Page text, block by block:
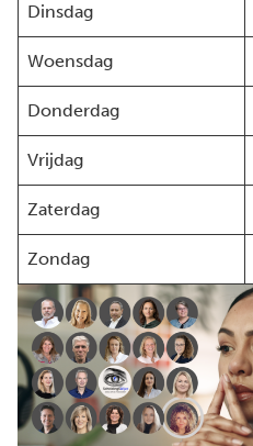
Dinsdag
Woensdag
Donderdag
Vrijdag
Zaterdag
Zondag